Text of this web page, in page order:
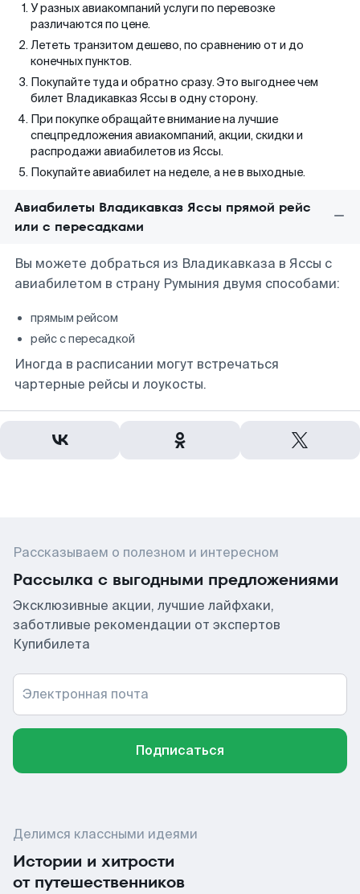
У разных авиакомпаний услуги по перевозке
различаются по цене.
Лететь транзитом дешево, по сравнению от и до
конечных пунктов.
Покупайте туда и обратно сразу. Это выгоднее чем
билет Владикавказ Яссы в одну сторону.
При покупке обращайте внимание на лучшие
спецпредложения авиакомпаний, акции, скидки и
распродажи авиабилетов из Яссы.
Покупайте авиабилет на неделе, а не в выходные.
Авиабилеты Владикавказ Яссы прямой рейс
или с пересадками
Вы можете добраться из Владикавказа в Яссы с
авиабилетом в страну Румыния двумя способами:
прямым рейсом
рейс с пересадкой
Иногда в расписании могут встречаться
чартерные рейсы и лоукосты.
Рассказываем о полезном и интересном
Рассылка с выгодными предложениями
Эксклюзивные акции, лучшие лайфхаки,
заботливые рекомендации от экспертов
Купибилета
Электронная почта
Подписаться
Делимся классными идеями
Истории и хитрости
от путешественников